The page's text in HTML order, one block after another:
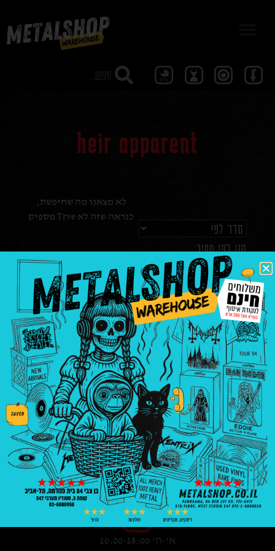
heir apparent
סנן לפי מחיר
₪
8
—
₪
3008
לא מצאנו מה שחיפשת,
כנראה שזה לא Trve מספיק
בניין פנורמה, בן צבי 84, ת"א קומה 5, סטודיו
547
03-6888958
א'-ה' 10:00-18:00